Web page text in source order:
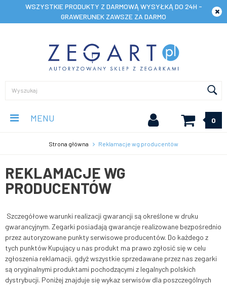
WSZYSTKIE PRODUKTY Z DARMOWĄ WYSYŁKĄ DO 24H -
GRAWERUNEK ZAWSZE ZA DARMO
MENU 0
Strona główna Reklamacje wg producentów
REKLAMACJE WG
PRODUCENTÓW
Szczegółowe warunki realizacji gwarancji są określone w druku
gwarancyjnym. Zegarki posiadają gwarancje realizowane bezpośrednio
przez autoryzowane punkty serwisowe producentów. ​Do każdego z
tych punktów Kupujący u nas produkt ma prawo zgłosić się w celu
zgłoszenia reklamacji, gdyż wszystkie sprzedawane przez nas zegarki
są oryginalnymi produktami pochodzącymi z legalnych polskich
dystrybucji. Poniżej znajduje się wykaz serwisów dla poszczególnych